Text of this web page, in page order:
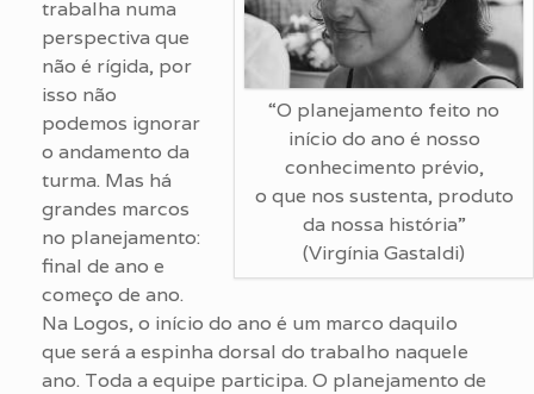
“O planejamento feito no
início do ano é nosso
conhecimento prévio,
o que nos sustenta, produto
da nossa história”
(Virgínia Gastaldi)
trabalha numa
perspectiva que
não é rígida, por
isso não
podemos ignorar
o andamento da
turma. Mas há
grandes marcos
no planejamento:
final de ano e
começo de ano.
Na Logos, o início do ano é um marco daquilo
que será a espinha dorsal do trabalho naquele
ano. Toda a equipe participa. O planejamento de